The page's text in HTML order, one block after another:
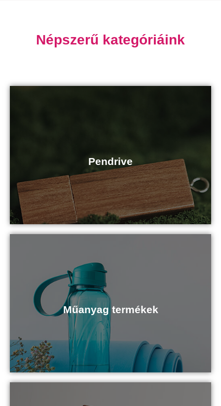
Népszerű kategóriáink
Pendrive
Pendrive
Műanyag termékek
Műanyag termékek
Kattints ide